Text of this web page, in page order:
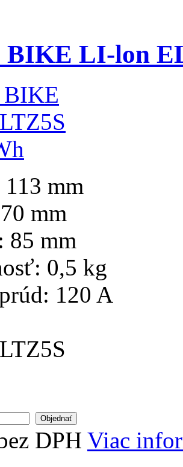
LI-lon
113 mm
70 mm
85 mm
0,5 kg
120 A
DPH Viac